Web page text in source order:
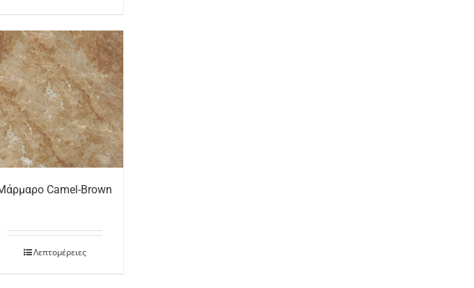
Camel-Brown
Λεπτομέρειες